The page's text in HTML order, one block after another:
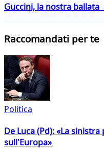
Guccini, la nostra
Raccomandati per te
Politica
De Luca (Pd): «La
sull'Europa»